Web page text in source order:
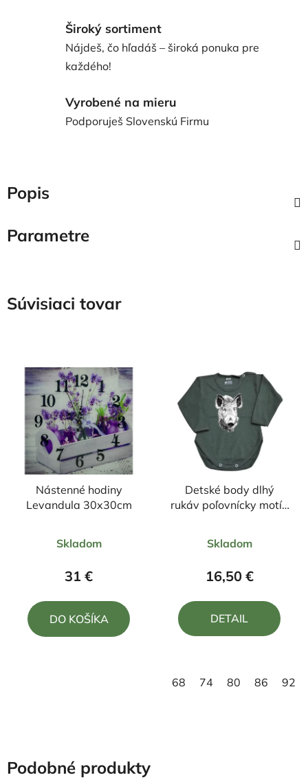
Široký sortiment
Nájdeš, čo hľadáš – široká ponuka pre
každého!
Vyrobené na mieru
Podporuješ Slovenskú Firmu
Popis
Parametre
Súvisiaci tovar
Nástenné hodiny
Levandula 30x30cm
hodnotenie
produktu
5,0
z
Skladom
31 €
DO KOŠÍKA
Detské body dlhý
rukáv poľovnícky motív
hodnotenie
produktu
4,5
z
Skladom
16,50 €
DETAIL
68 74 80 86 92
Podobné produkty